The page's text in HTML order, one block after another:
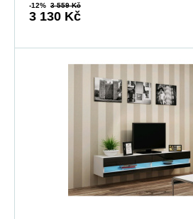
-12% 3 559 Kč
3 130 Kč